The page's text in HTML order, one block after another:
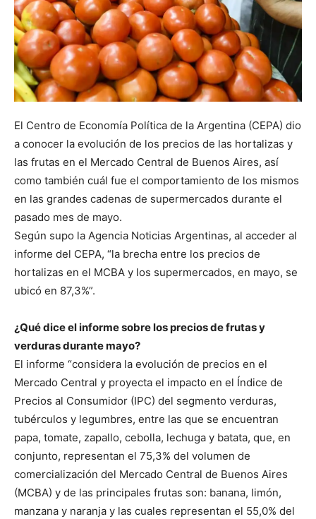
El Centro de Economía Política de la Argentina (CEPA) dio
a conocer la evolución de los precios de las hortalizas y
las frutas en el Mercado Central de Buenos Aires, así
como también cuál fue el comportamiento de los mismos
en las grandes cadenas de supermercados durante el
pasado mes de mayo.
Según supo la Agencia Noticias Argentinas, al acceder al
informe del CEPA, “la brecha entre los precios de
hortalizas en el MCBA y los supermercados, en mayo, se
ubicó en 87,3%”.
¿Qué dice el informe sobre los precios de frutas y
verduras durante mayo?
El informe “considera la evolución de precios en el
Mercado Central y proyecta el impacto en el Índice de
Precios al Consumidor (IPC) del segmento verduras,
tubérculos y legumbres, entre las que se encuentran
papa, tomate, zapallo, cebolla, lechuga y batata, que, en
conjunto, representan el 75,3% del volumen de
comercialización del Mercado Central de Buenos Aires
(MCBA) y de las principales frutas son: banana, limón,
manzana y naranja y las cuales representan el 55,0% del